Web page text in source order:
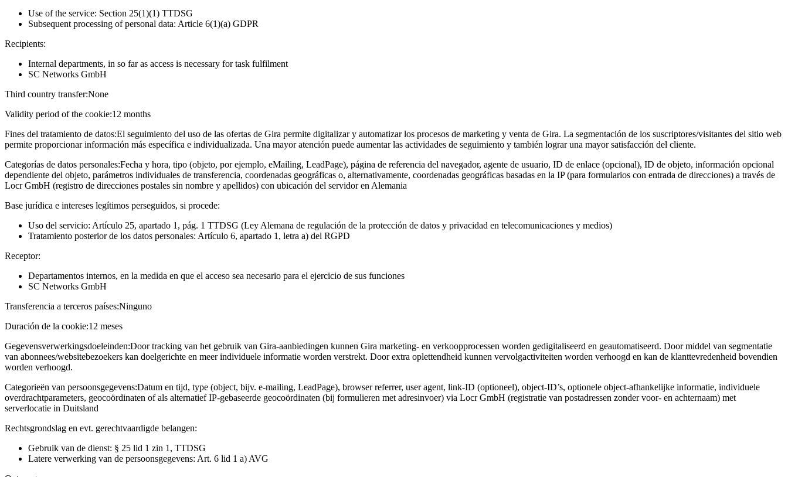
Use of the service: Section 25(1)(1) TTDSG
Subsequent processing of personal data: Article 6(1)(a) GDPR
Recipients:
Internal departments, in so far as access is necessary for task fulfilment
SC Networks GmbH
Third country transfer:None
Validity period of the cookie:12 months
Fines del tratamiento de datos:El seguimiento del uso de las ofertas de Gira permite digitalizar y automatizar los procesos de marketing y venta de Gira. La segmentación de los suscriptores/visitantes del sitio web
permite proporcionar información más específica e individualizada. Una mayor atención puede aumentar las actividades de seguimiento y también lograr una mayor satisfacción del cliente.
Categorías de datos personales:Fecha y hora, tipo (objeto, por ejemplo, eMailing, LeadPage), página de referencia del navegador, agente de usuario, ID de enlace (opcional), ID de objeto, información opcional
dependiente del objeto, parámetros individuales de transferencia, coordenadas geográficas o, alternativamente, coordenadas geográficas basadas en la IP (para formularios con entrada de direcciones) a través de
Locr GmbH (registro de direcciones postales sin nombre y apellidos) con ubicación del servidor en Alemania
Base jurídica e intereses legítimos perseguidos, si procede:
Uso del servicio: Artículo 25, apartado 1, pág. 1 TTDSG (Ley Alemana de regulación de la protección de datos y privacidad en telecomunicaciones y medios)
Tratamiento posterior de los datos personales: Artículo 6, apartado 1, letra a) del RGPD
Receptor:
Departamentos internos, en la medida en que el acceso sea necesario para el ejercicio de sus funciones
SC Networks GmbH
Transferencia a terceros países:Ninguno
Duración de la cookie:12 meses
Gegevensverwerkingsdoeleinden:Door tracking van het gebruik van Gira-aanbiedingen kunnen Gira marketing- en verkoopprocessen worden gedigitaliseerd en geautomatiseerd. Door middel van segmentatie
van abonnees/websitebezoekers kan doelgerichte en meer individuele informatie worden verstrekt. Door extra oplettendheid kunnen vervolgactiviteiten worden verhoogd en kan de klanttevredenheid bovendien
worden verhoogd.
Categorieën van persoonsgegevens:Datum en tijd, type (object, bijv. e-mailing, LeadPage), browser referrer, user agent, link-ID (optioneel), object-ID’s, optionele object-afhankelijke informatie, individuele
overdrachtparameters, geocoördinaten of als alternatief IP-gebaseerde geocoördinaten (bij formulieren met adresinvoer) via Locr GmbH (registratie van postadressen zonder voor- en achternaam) met
serverlocatie in Duitsland
Rechtsgrondslag en evt. gerechtvaardigde belangen:
Gebruik van de dienst: § 25 lid 1 zin 1, TTDSG
Latere verwerking van de persoonsgegevens: Art. 6 lid 1 a) AVG